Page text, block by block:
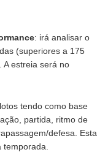
: irá analisar o
(superiores a 175
A estreia será no
tendo como base
partida, ritmo de
defesa. Esta